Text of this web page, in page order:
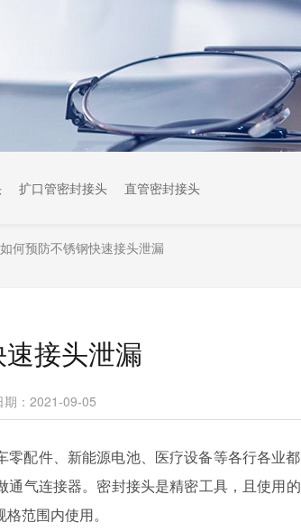
扩口管密封接头 直管密封接头
如何预防不锈钢快速接头泄漏
接头泄漏
期：2021-09-05
零配件、新能源电池、医疗设备等各行各业
通气连接器。密封接头是精密工具，且使用
范围内使用。